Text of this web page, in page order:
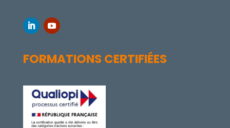
FORMATIONS CERTIFIÉES